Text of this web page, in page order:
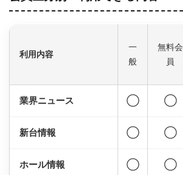
利用内容
一
般
無料会
員
業界ニュース ◯ ◯
新台情報 ◯ ◯
ホール情報 ◯ ◯